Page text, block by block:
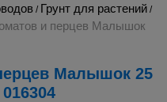
/ Грунт для растений /
и перцев Малышок